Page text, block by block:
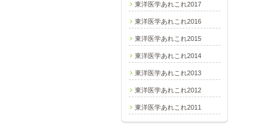
東洋医学あれこれ2017
東洋医学あれこれ2016
東洋医学あれこれ2015
東洋医学あれこれ2014
東洋医学あれこれ2013
東洋医学あれこれ2012
東洋医学あれこれ2011